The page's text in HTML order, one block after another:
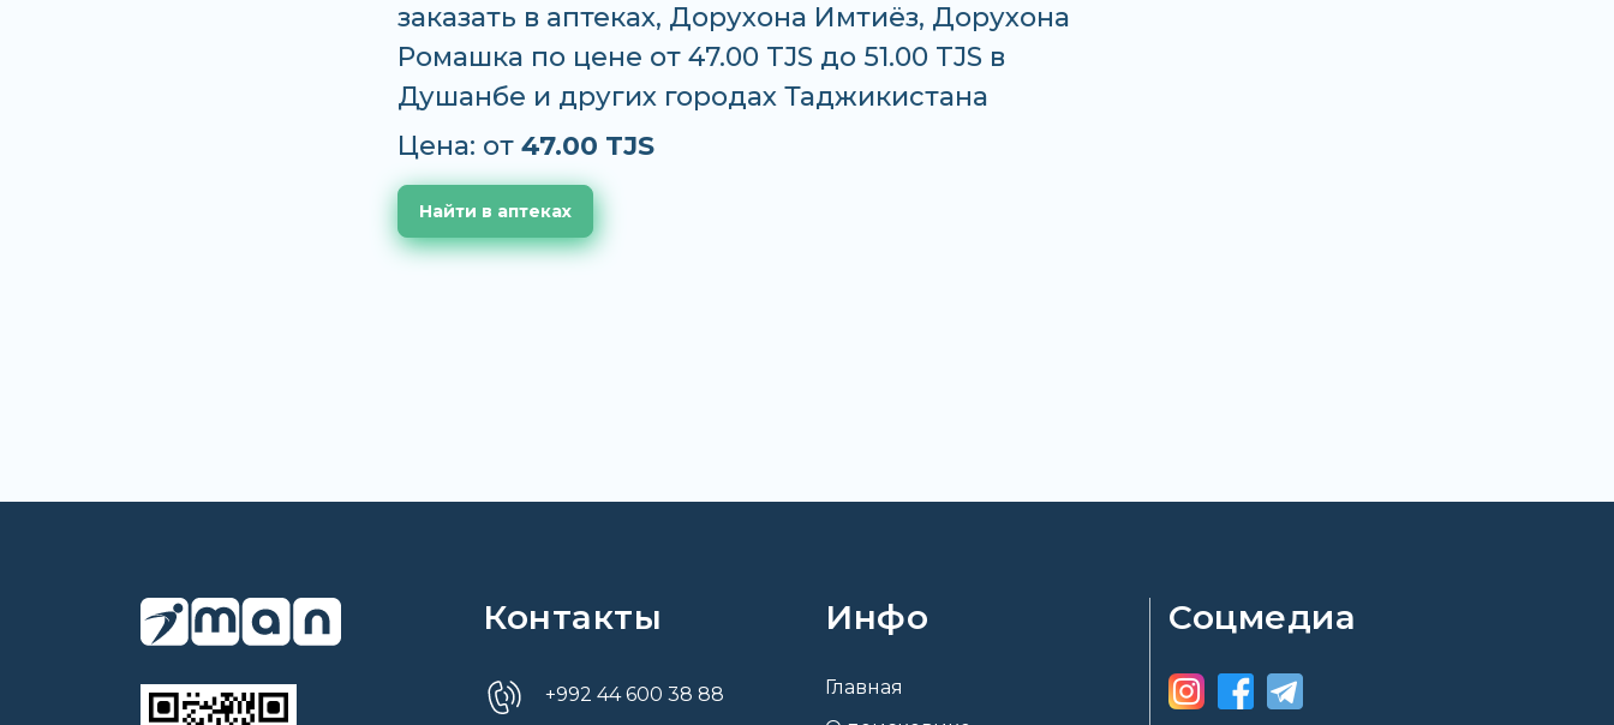
заказать в аптеках, Дорухона Имтиёз, Дорухона
Ромашка по цене от 47.00 TJS до 51.00 TJS в
Душанбе и других городах Таджикистана
Цена: от 47.00 TJS
Найти в аптеках
Контакты
+992 44 600 38 88
Инфо
Главная
Соцмедиа